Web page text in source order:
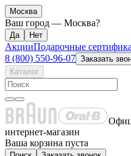
Москва
Ваш город — Москва?
АкцииПодарочные
8 (800) 550-96-07 Заказать
Каталог
интернет-магазин
Ваша корзина пуста